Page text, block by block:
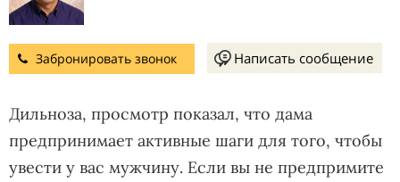
Забронировать звонок Написать сообщение
Дильноза, просмотр показал, что дама
предпринимает активные шаги для того, чтобы
увести у вас мужчину. Если вы не предпримите